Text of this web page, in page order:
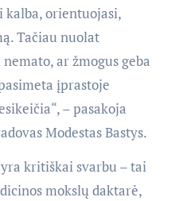
kalba, orientuojasi,
Tačiau nuolat
ar žmogus geba
įprastoje
– pasakoja
Modestas Bastys.
kritiškai svarbu – tai
mokslų daktarė,